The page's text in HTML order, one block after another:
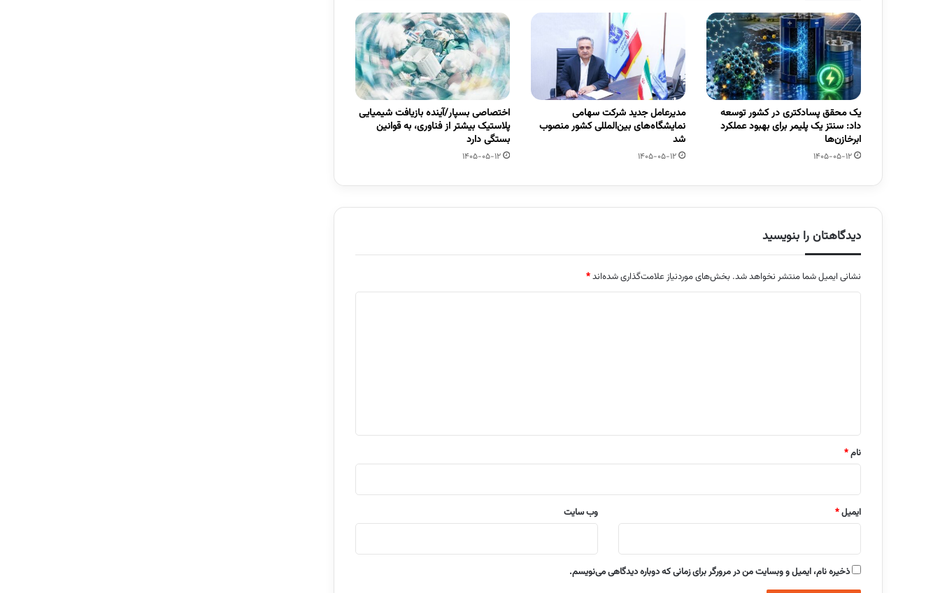
یک محقق پسادکتری در کشور توسعه
داد: سنتز یک پلیمر برای بهبود عملکرد
ابرخازن‌ها
1405-05-12
مدیرعامل جدید شرکت سهامی
نمایشگاه‌های بین‌المللی کشور منصوب
شد
1405-05-12
اختصاصی بسپار/آینده بازیافت شیمیایی
پلاستیک بیشتر از فناوری، به قوانین
بستگی دارد
1405-05-12
دیدگاهتان را بنویسید
نشانی ایمیل شما منتشر نخواهد شد. بخش‌های موردنیاز علامت‌گذاری شده‌اند*
نام*
ایمیل* وب‌ سایت
ذخیره نام، ایمیل و وبسایت من در مرورگر برای زمانی که دوباره دیدگاهی می‌نویسم.